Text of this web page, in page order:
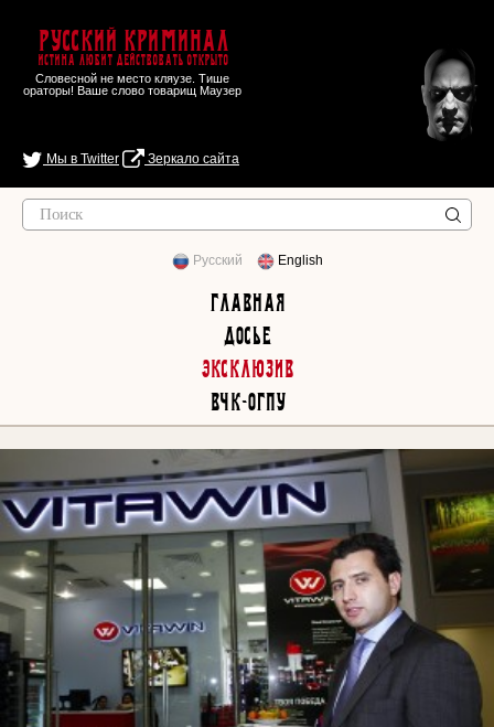
Русский Криминал
Истина любит действовать открыто
Словесной не место кляузе. Тише
ораторы! Ваше слово товарищ Маузер
Мы в Twitter Зеркало сайта
Русский English
Главная
Досье
Эксклюзив
ВЧК-ОГПУ